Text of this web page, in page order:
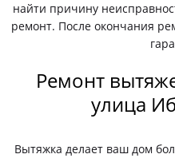
найти причину
ремонт. После окончания
Ремонт
улица
Вытяжка делает ваш дом